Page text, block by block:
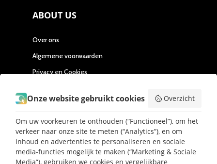
ABOUT US
Over ons
Algemene voorwaarden
Privacy en Cookies
Contact
Mijn partner
Handleiding Affiliate
Onze website gebruikt cookies Overzicht
Om uw voorkeuren te onthouden (“Functioneel”), om het
verkeer naar onze site te meten (“Analytics”), en om
inhoud en advertenties te personaliseren en sociale
media-functies mogelijk te maken (“Marketing & Sociale
Media”), gebruiken we cookies en vergelijkbare